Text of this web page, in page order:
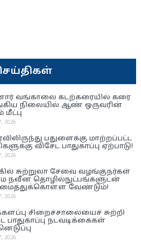
வங்காலை கடற்கரையில் கரை
நிலையில் ஆண் ஒருவரின்
மீட்பு
2026
பதுளைக்கு மாற்றப்பட்ட
விசேட பாதுகாப்பு ஏற்பாடு!
2026
சுற்றுலா சேவை வழங்குநர்கள்
நவீன தொழில்நுட்பங்களுடன்
வேண்டும்!
2026
சிறைச்சாலையைச் சுற்றி
பாதுகாப்பு நடவடிக்கைகள்
2026